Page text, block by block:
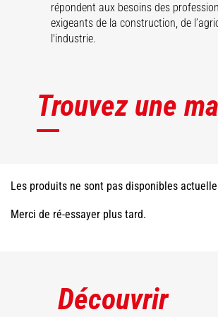
répondent aux besoins des
exigeants de la construction, de
l'industrie.
Trouvez une
Les produits ne sont pas disponibles
Merci de ré-essayer plus tard.
Découvrir